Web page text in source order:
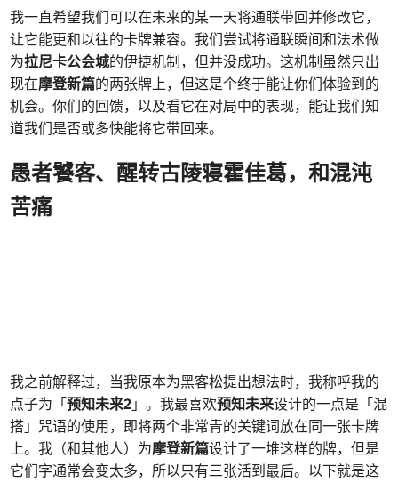
我一直希望我们可以在未来的某一天将通联带回并修改它，
让它能更和以往的卡牌兼容。我们尝试将通联瞬间和法术做
为拉尼卡公会城的伊捷机制，但并没成功。这机制虽然只出
现在摩登新篇的两张牌上，但这是个终于能让你们体验到的
机会。你们的回馈，以及看它在对局中的表现，能让我们知
道我们是否或多快能将它带回来。
愚者饕客、醒转古陵寝霍佳葛，和混沌
苦痛
我之前解释过，当我原本为黑客松提出想法时，我称呼我的
点子为「预知未来2」。我最喜欢预知未来设计的一点是「混
搭」咒语的使用，即将两个非常青的关键词放在同一张卡牌
上。我（和其他人）为摩登新篇设计了一堆这样的牌，但是
它们字通常会变太多，所以只有三张活到最后。以下就是这